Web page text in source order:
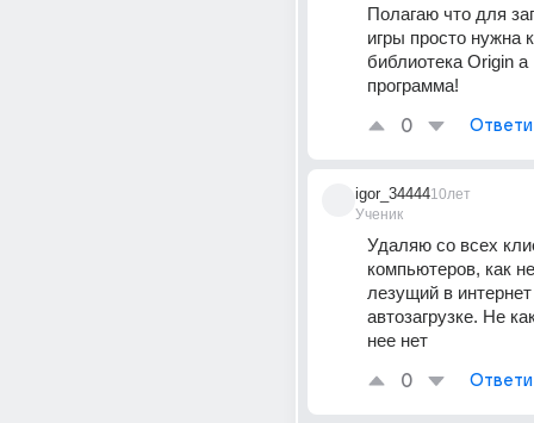
Полагаю что для
игры просто нужна
библиотека Origin
программа!
0
igor_34444
Ученик
10лет
Удаляю со всех
компьютеров, как
лезущий в
автозагрузке. Не
нее нет
0